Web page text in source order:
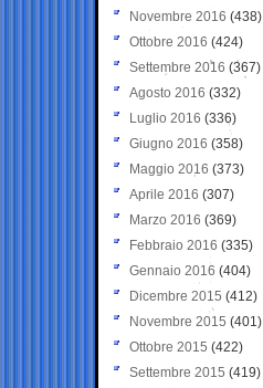
Novembre 2016 (438)
Ottobre 2016 (424)
Settembre 2016 (367)
Agosto 2016 (332)
Luglio 2016 (336)
Giugno 2016 (358)
Maggio 2016 (373)
Aprile 2016 (307)
Marzo 2016 (369)
Febbraio 2016 (335)
Gennaio 2016 (404)
Dicembre 2015 (412)
Novembre 2015 (401)
Ottobre 2015 (422)
Settembre 2015 (419)